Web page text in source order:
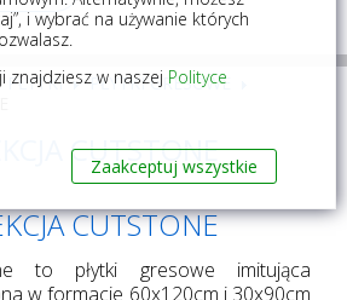
PŁYTKI
PŁYTKI GRESOWE
CUTSTONE
CUTSTONE
to płytki gresowe imitująca
w formacie 60x120cm i 30x90cm
i wybrać na używanie których
znajdziesz w naszej Polityce
Zaakceptuj wszystkie